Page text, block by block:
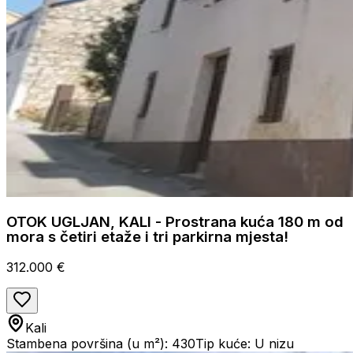
OTOK UGLJAN, KALI - Prostrana kuća 180 m od
mora s četiri etaže i tri parkirna mjesta!
312.000 €
Kali
Stambena površina (u m²): 430Tip kuće: U nizu